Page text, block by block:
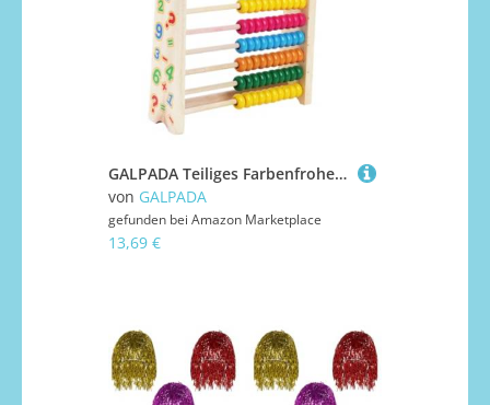
GALPADA Teiliges Farbenfrohes Holz Mathe mit Stalls Zählrahmen für Pädagogischer Rechenrahmen zur Frühkindlichen Bildung Sichere Glatte Oberfläche für Mädchen und Jungen Zufällige Farbe
von GALPADA
gefunden bei Amazon Marketplace
13,69 €